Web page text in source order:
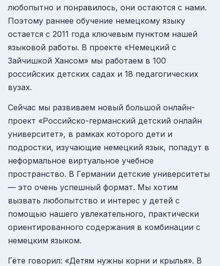
любопытно и понравилось, они остаются с нами.
Поэтому раннее обучение немецкому языку
остается с 2011 года ключевым пунктом нашей
языковой работы. В проекте «Немецкий с
Зайчишкой Хансом» мы работаем в 100
российских детских садах и 18 педагогических
вузах.
Сейчас мы развиваем новый большой онлайн-
проект «Российско-германский детский онлайн
университет», в рамках которого дети и
подростки, изучающие немецкий язык, попадут в
неформальное виртуальное учебное
пространство. В Германии детские университеты
— это очень успешный формат. Мы хотим
вызвать любопытство и интерес у детей с
помощью нашего увлекательного, практически
ориентированного содержания в комбинации с
немецким языком.
Гёте говорил: «Детям нужны корни и крылья». В